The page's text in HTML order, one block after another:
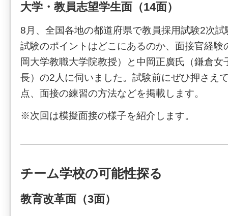
大学・教員志望学生面（14面）
8月、全国各地の都道府県で教員採用試験2次
試験のポイントはどこにあるのか、面接官経験
岡大学教職大学院教授）と中岡正廣氏（鎌倉女
長）の2人に伺いました。試験前にぜひ押さえ
点、面接の練習の方法などを掲載します。
※次回は模擬面接の様子を紹介します。
チーム学校の可能性探る
教育改革面（3面）